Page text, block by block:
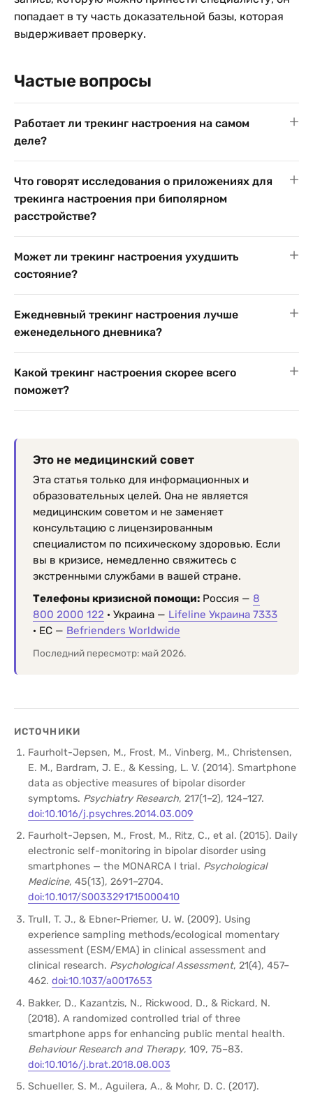
попадает в ту часть доказательной базы, которая
выдерживает проверку.
Частые вопросы
Работает ли трекинг настроения на самом
деле?
Что говорят исследования о приложениях для
трекинга настроения при биполярном
расстройстве?
Может ли трекинг настроения ухудшить
состояние?
Ежедневный трекинг настроения лучше
еженедельного дневника?
Какой трекинг настроения скорее всего
поможет?
Это не медицинский совет
Эта статья только для информационных и
образовательных целей. Она не является
медицинским советом и не заменяет
консультацию с лицензированным
специалистом по психическому здоровью. Если
вы в кризисе, немедленно свяжитесь с
экстренными службами в вашей стране.
Телефоны кризисной помощи: Россия — 8
800 2000 122 · Украина — Lifeline Украина 7333
· ЕС — Befrienders Worldwide
Последний пересмотр: май 2026.
ИСТОЧНИКИ
Faurholt-Jepsen, M., Frost, M., Vinberg, M., Christensen,
E. M., Bardram, J. E., & Kessing, L. V. (2014). Smartphone
data as objective measures of bipolar disorder
symptoms. Psychiatry Research, 217(1–2), 124–127.
doi:10.1016/j.psychres.2014.03.009
Faurholt-Jepsen, M., Frost, M., Ritz, C., et al. (2015). Daily
electronic self-monitoring in bipolar disorder using
smartphones — the MONARCA I trial. Psychological
Medicine, 45(13), 2691–2704.
doi:10.1017/S0033291715000410
Trull, T. J., & Ebner-Priemer, U. W. (2009). Using
experience sampling methods/ecological momentary
assessment (ESM/EMA) in clinical assessment and
clinical research. Psychological Assessment, 21(4), 457–
462. doi:10.1037/a0017653
Bakker, D., Kazantzis, N., Rickwood, D., & Rickard, N.
(2018). A randomized controlled trial of three
smartphone apps for enhancing public mental health.
Behaviour Research and Therapy, 109, 75–83.
doi:10.1016/j.brat.2018.08.003
Schueller, S. M., Aguilera, A., & Mohr, D. C. (2017).